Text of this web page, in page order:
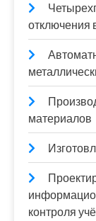
отключения
материалов
контроля